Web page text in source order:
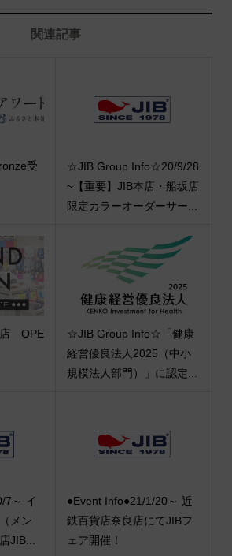
関連記事
受
☆JIB Group Info☆20/9/28
~【重要】JIB本店・船坂店
限定カラーオーダーサー...
店 OPE
☆JIB Group Info☆「健康
経営優良法人2025（中小
規模法人部門）」に認定...
7～ イ
メン
JIB...
●Event Info●21/1/20～ 近
鉄百貨店奈良店にてJIBフ
ェア開催！